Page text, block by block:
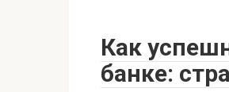
Как
банке: